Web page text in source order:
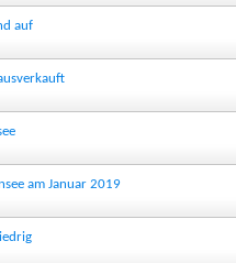
auf
am Januar 2019